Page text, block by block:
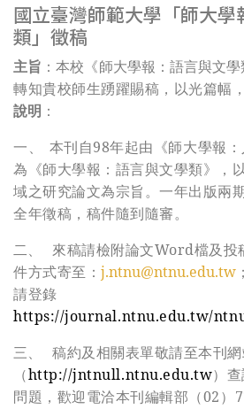
國立臺灣師範大學「師大學
類」徵稿
主旨 ：本校 《師大學報：語言與文學
轉知貴校師生踴躍賜稿，以光篇幅，
說明 ：
一、
本刊自98年起由《師大學報
為《師大學報：語言與文學類》，
域之研究論文為宗旨。一年出版兩
全年徵稿，稿件隨到隨審。
二、
來稿請檢附論文Word檔及投
件方式寄至：j.ntnu@ntnu.edu.tw
請登錄
https://journal.ntnu.edu.tw/
三、
稿約及相關表單敬請至本刊
（http://jntnull.ntnu.edu.tw）
問題，歡迎電洽本刊編輯部（02）